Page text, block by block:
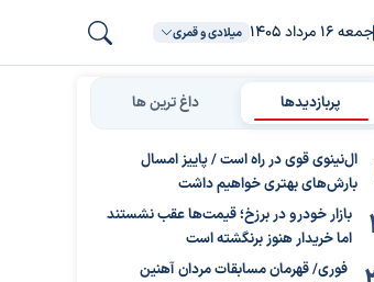
جمعه ۱۶ مرداد ۱۴۰۵ میلادی و قمری
پربازدیدها داغ ترین ها
ال‌نینوی قوی در راه است / پاییز امسال
بارش‌های بهتری خواهیم داشت
بازار خودرو در برزخ؛ قیمت‌ها عقب نشستند
اما خریدار هنوز برنگشته است
فوری/ قهرمان مسابقات مردان آهنین